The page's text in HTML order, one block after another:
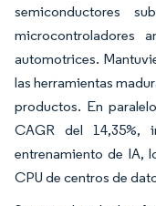
semiconductores
microcontroladores
automotrices.
las herramientas
productos. En
CAGR del 14,35%,
entrenamiento de IA,
CPU de centros de